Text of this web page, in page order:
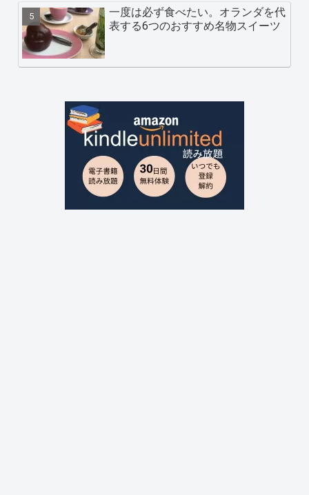
一度は必ず食べたい。オランダを代
表する6つのおすすめ名物スイーツ